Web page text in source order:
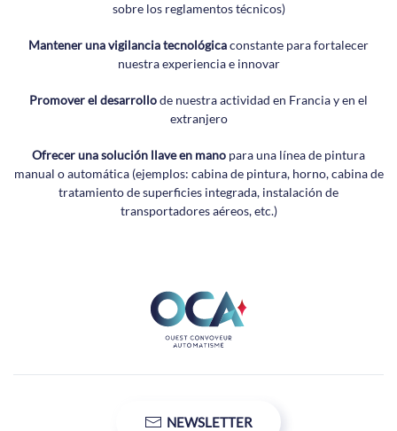
sobre los reglamentos técnicos)
Mantener una vigilancia tecnológicaconstante para fortalecer
nuestra experiencia e innovar
Promover el desarrollode nuestra actividad en Francia y en el
extranjero
Ofrecer una solución llave en mano para una línea de pintura
manual o automática (ejemplos: cabina de pintura, horno, cabina de
tratamiento de superficies integrada, instalación de
transportadores aéreos, etc.)
NEWSLETTER